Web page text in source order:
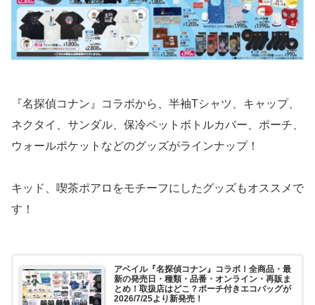
『名探偵コナン』コラボから、半袖Tシャツ、キャップ、
ネクタイ、サンダル、保冷ペットボトルカバー、ポーチ、
ウォールポケットなどのグッズがラインナップ！
キッド、喫茶ポアロをモチーフにしたグッズもオススメで
す！
アベイル『名探偵コナン』コラボ！全商品・最
新の発売日・種類・品番・オンライン・再販ま
とめ！取扱店はどこ？ポーチ付きエコバッグが
2026/7/25より新発売！